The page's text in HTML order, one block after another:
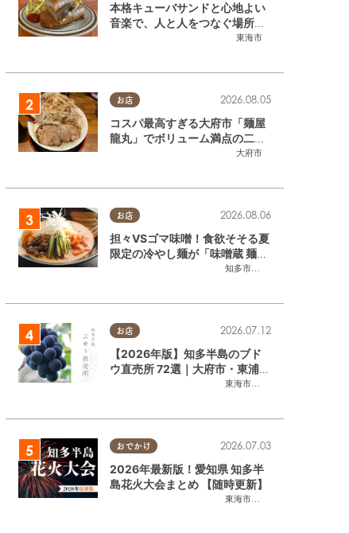
親子,家族,カップル,友人
東海市
本格キューバサンドと心地よい
音楽で、人と人をつなぐ場所。
東海市「JAMMIN'STANDHOU
お店
大府市
2026.08.05
コスパ最高すぎる大府市「麺屋
龍丸」でボリューム満点の二郎
系ラーメンを堪能してきた
お店
知多市
,半田市
2026.08.06
担々VSゴマ味噌！食欲そそる夏
限定の冷やし麺が「味噌蔵 麺四
朗 半田店・知多店」で登場／ち
お店
東海市
,大府市
2026.07.12
【2026年版】知多半島のブド
ウ直売所 72選｜大府市・東浦町
ほかエリア別に一挙紹介
おでかけ
東海市
,大府市
2026.07.03
2026年最新版！愛知県 知多半
島花火大会まとめ 【随時更新】